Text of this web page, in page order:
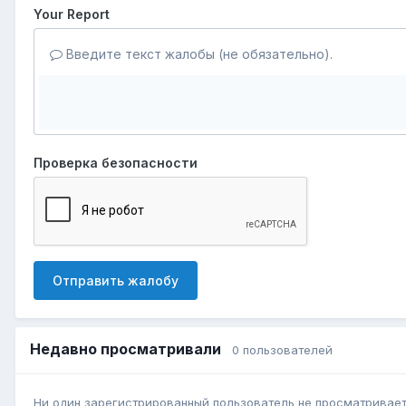
Your Report
Введите текст жалобы (не обязательно).
Проверка безопасности
Отправить жалобу
Недавно просматривали 0 пользователей
Ни один зарегистрированный пользователь не